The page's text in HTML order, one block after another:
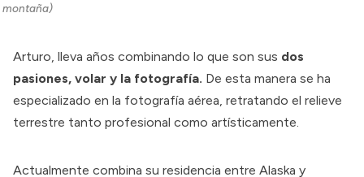
montaña)
Arturo, lleva años combinando lo que son sus dos
pasiones, volar y la fotografía. De esta manera se ha
especializado en la fotografía aérea, retratando el relieve
terrestre tanto profesional como artísticamente.
Actualmente combina su residencia entre Alaska y